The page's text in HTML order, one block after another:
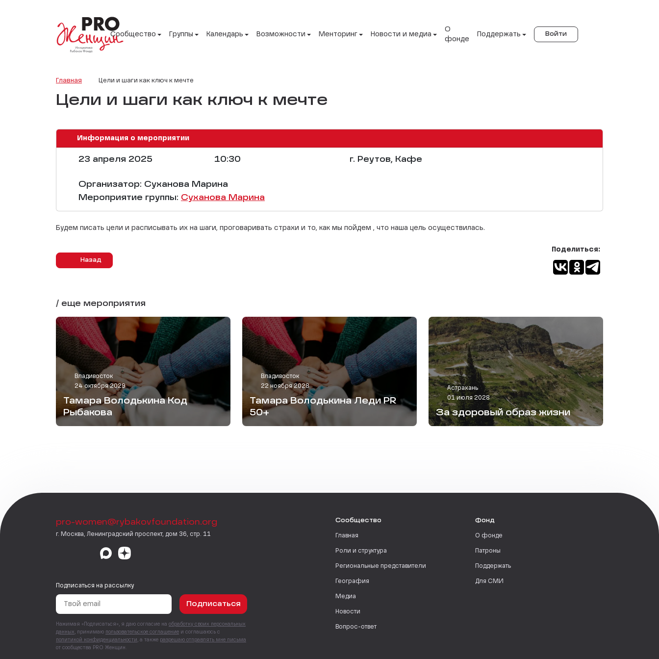
Сообщество Группы Календарь Возможности Менторинг Новости и медиа
О
фонде
Поддержать Войти
Главная Цели и шаги как ключ к мечте
Цели и шаги как ключ к мечте
Информация о мероприятии
23 апреля 2025 10:30 г. Реутов, Кафе
Организатор: Суханова Марина
Мероприятие группы: Суханова Марина
Будем писать цели и расписывать их на шаги, проговаривать страхи и то, как мы пойдем , что наша цель осуществилась.
Назад
Поделиться:
/ еще мероприятия
Владивосток
24 октября 2029
Тамара Володькина Код
Рыбакова
Владивосток
22 ноября 2028
Тамара Володькина Леди PR
50+
Астрахань
01 июля 2028
За здоровый образ жизни
pro-women@rybakovfoundation.org
г. Москва, Ленинградский проспект, дом 36, стр. 11
Подписаться на рассылку
Подписаться
Нажимая «Подписаться», я даю согласие на обработку своих персональных
данных , принимаю пользовательское соглашение и соглашаюсь с
политикой конфиденциальности , а также разрешаю отправлять мне письма
от сообщества PRO Женщин.
Сообщество
Главная
Роли и структура
Региональные представители
География
Медиа
Новости
Вопрос-ответ
Фонд
О фонде
Патроны
Поддержать
Для СМИ